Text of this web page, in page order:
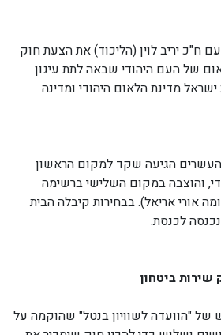
ביחד עם ח"כ יריב לוין (הליכוד) את הצעת חוק
של העם היהודי שבאה לתת עיגון
מדינת הלאום היהודי ומדינה
הגיעה שקד למקום הראשון
והוצבה במקום השלישי ברשימה
אורי אריאל). בבחירות קיבלה הבית
שירות ביטחון
"הוועדה לשוויון בנטל" שהוקמה על